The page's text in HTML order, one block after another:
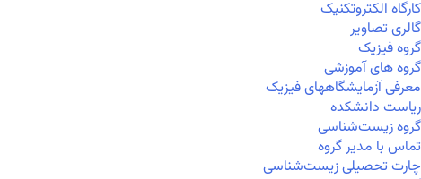
کارگاه الکتروتکنیک
گالری تصاویر
گروه فیزیک
گروه های آموزشی
معرفی آزمایشگاههای فیزیک
ریاست دانشکده
گروه زیست‌شناسی
تماس با مدیر گروه
چارت تحصیلی زیست‌شناسی